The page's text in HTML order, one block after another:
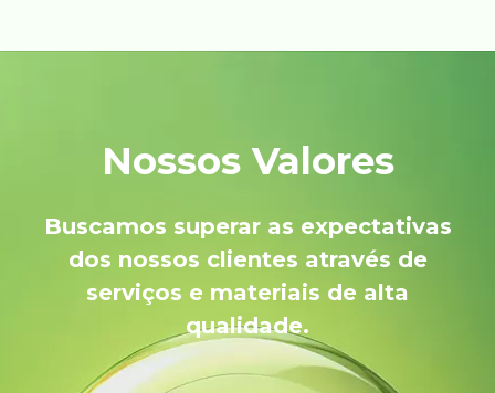
Nossos Valores
Buscamos superar as expectativas
dos nossos clientes através de
serviços e materiais de alta
qualidade.